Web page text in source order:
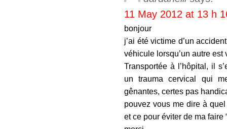
11 May 2012 at 13 h
bonjour
j’ai été victime d’un
véhicule lorsqu’un autre
Transportée à l’hôpital, il
un trauma cervical qui
gênantes, certes pas
pouvez vous me dire à
et ce pour éviter de ma faire